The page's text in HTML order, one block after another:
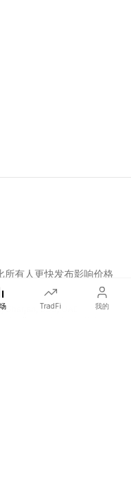
TradFi 我的
所有人更快发布影响价格
Sharjah, 839, UAE